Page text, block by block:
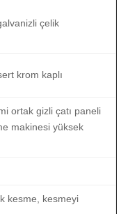
çelik
krom kaplı
ortak gizli çatı paneli
makinesi yüksek
kesme, kesmeyi